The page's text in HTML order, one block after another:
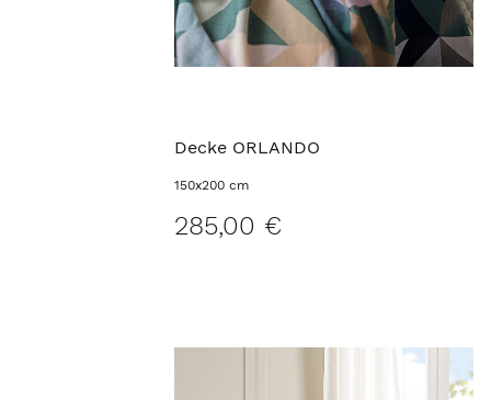
Decke ORLANDO
150x200 cm
285,00 €